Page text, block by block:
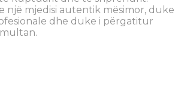
mjedisi autentik mësimor, duke
dhe duke i përgatitur